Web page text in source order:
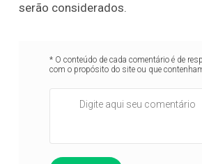
serão considerados.
* O conteúdo de cada comentário é de
com o propósito do site ou que